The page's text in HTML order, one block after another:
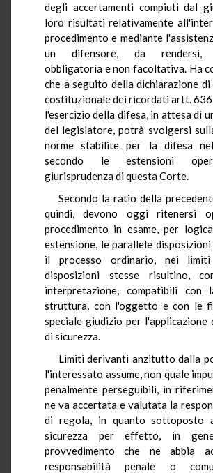
degli accertamenti compiuti dal
loro risultati relativamente
procedimento e mediante
un difensore, da rendersi,
obbligatoria e non facoltativa. Ha
che a seguito della dichiarazione
costituzionale dei ricordati artt. 636
l'esercizio della difesa, in attesa di
del legislatore, potrà svolgersi
norme stabilite per la difesa
secondo le estensioni
giurisprudenza di questa Corte.
Secondo la ratio della
quindi, devono oggi ritenersi
procedimento in esame, per
estensione, le parallele
il processo ordinario, nei
disposizioni stesse risultino,
interpretazione, compatibili con
struttura, con l'oggetto e con le
speciale giudizio per l'applicazione
di sicurezza.
Limiti derivanti anzitutto dalla
l'interessato assume, non quale
penalmente perseguibili, in
ne va accertata e valutata la
di regola, in quanto sottoposto
sicurezza per effetto, in
provvedimento che ne abbia
responsabilità penale o